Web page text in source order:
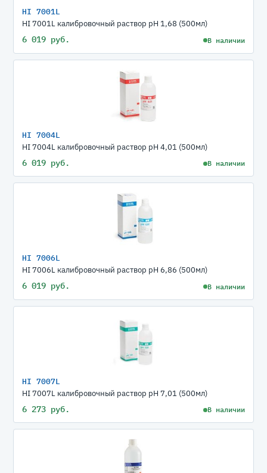
HI 7001L
HI 7001L калибровочный раствор рН 1,68 (500мл)
6 019 руб. В наличии
HI 7004L
HI 7004L калибровочный раствор рН 4,01 (500мл)
6 019 руб. В наличии
HI 7006L
HI 7006L калибровочный раствор рН 6,86 (500мл)
6 019 руб. В наличии
HI 7007L
HI 7007L калибровочный раствор рН 7,01 (500мл)
6 273 руб. В наличии